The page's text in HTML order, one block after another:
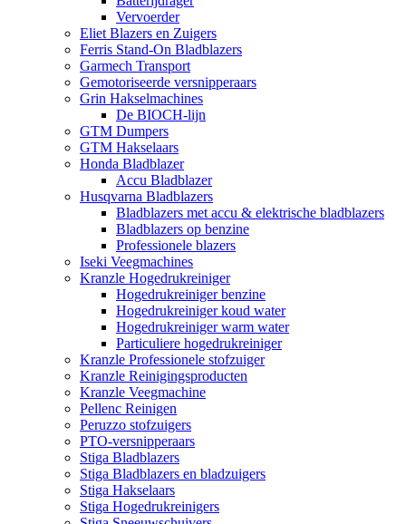
Vervoerder
Eliet Blazers en Zuigers
Ferris Stand-On Bladblazers
Garmech Transport
Gemotoriseerde versnipperaars
Grin Hakselmachines
De BIOCH-lijn
GTM Dumpers
GTM Hakselaars
Honda Bladblazer
Accu Bladblazer
Husqvarna Bladblazers
Bladblazers met accu & elektrische bladblazers
Bladblazers op benzine
Professionele blazers
Iseki Veegmachines
Kranzle Hogedrukreiniger
Hogedrukreiniger benzine
Hogedrukreiniger koud water
Hogedrukreiniger warm water
Particuliere hogedrukreiniger
Kranzle Professionele stofzuiger
Kranzle Reinigingsproducten
Kranzle Veegmachine
Pellenc Reinigen
Peruzzo stofzuigers
PTO-versnipperaars
Stiga Bladblazers
Stiga Bladblazers en bladzuigers
Stiga Hakselaars
Stiga Hogedrukreinigers